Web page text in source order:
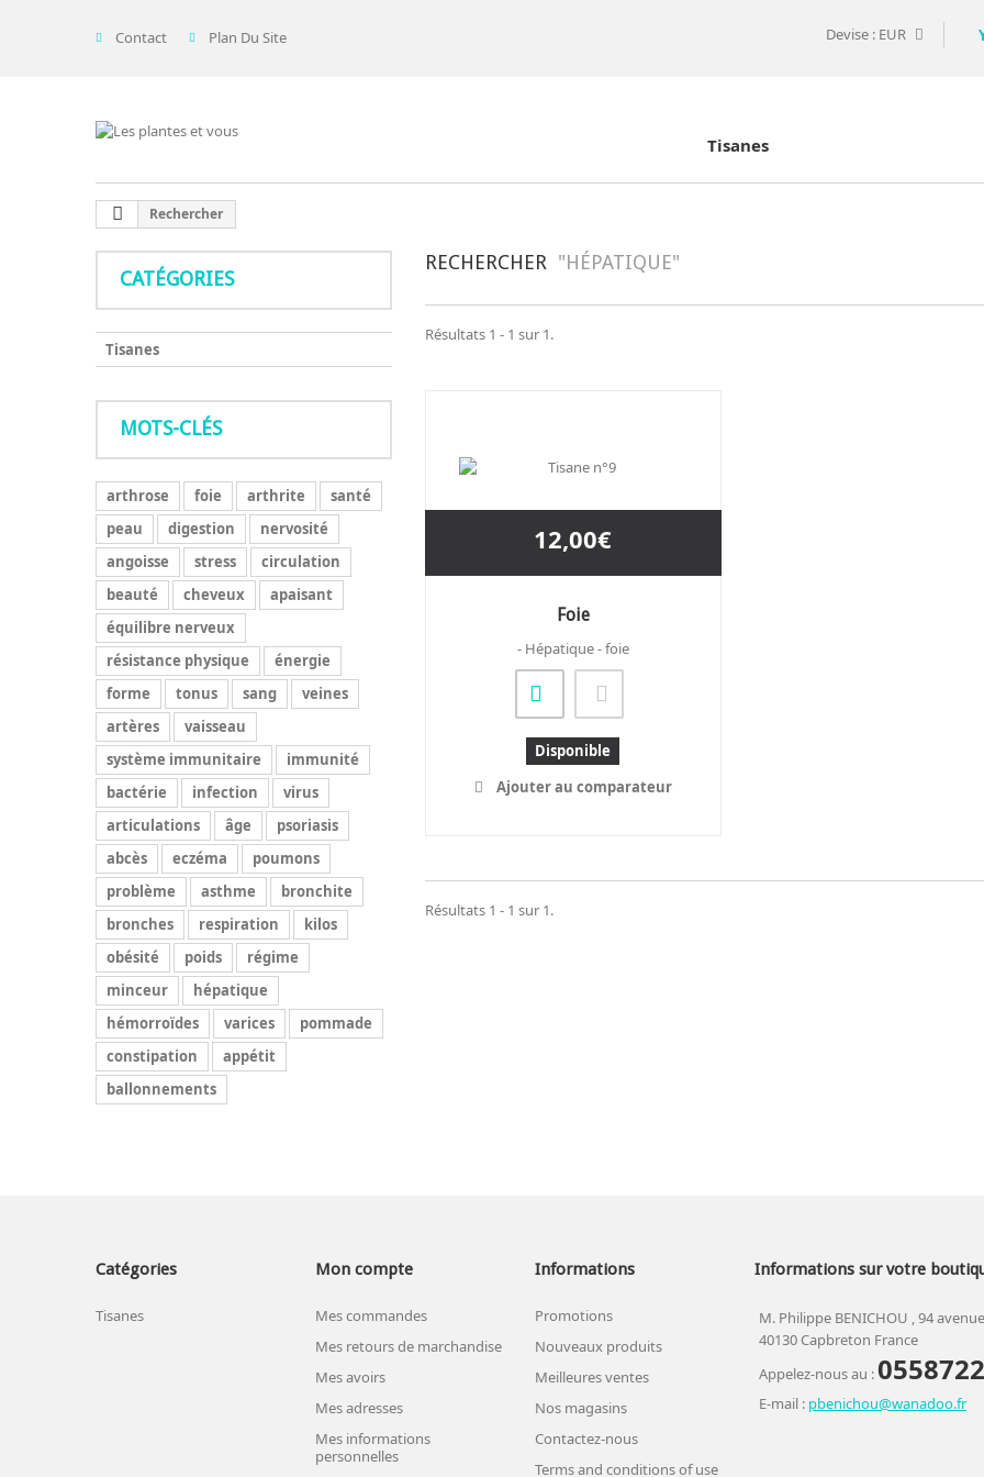
Contact Plan Du Site Devise : EUR
Tisanes
Rechercher
CATÉGORIES
Tisanes
MOTS-CLÉS
arthrose foie arthrite
santé
peau
digestion
nervosité
angoisse
stress
circulation
beauté
cheveux
apaisant
équilibre nerveux
résistance physique
énergie
forme
tonus sang
veines
artères
vaisseau
système immunitaire
immunité
bactérie
infection
virus
articulations
âge
psoriasis
abcès
eczéma
poumons
problème
asthme
bronchite
bronches
respiration
kilos
obésité
poids
régime
minceur
hépatique
hémorroïdes
varices
pommade
constipation
appétit
ballonnements
RECHERCHER "HÉPATIQUE"
Résultats 1 - 1 sur 1.
12,00€
Foie
- Hépatique - foie
Disponible
Ajouter au comparateur
Résultats 1 - 1 sur 1.
Catégories
Tisanes
Mon compte
Mes commandes
Mes retours de marchandise
Mes avoirs
Mes adresses
Mes informations
personnelles
Informations
Promotions
Nouveaux produits
Meilleures ventes
Nos magasins
Contactez-nous
Terms and conditions of use
Informations sur votre
M. Philippe BENICHOU , 94
40130 Capbreton France
Appelez-nous au :
E-mail : pbenichou@wanadoo.fr